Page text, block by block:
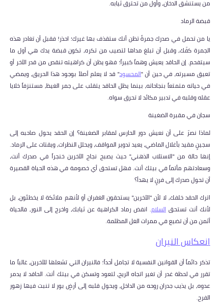
من يستنشق الدخان، وأول من تحترق ثيابه.
قبضة الرماد
يا من تحمل في صدرك جمرةً تظن أنك ستقذف بها غيرك؛ احذر! فقبل أن تغادر هذه
الجمرة كفّك، وقبل أن تبلغ مداها لتصيب من تكره، تكون قبضة يدك هي أول ما
سيتفحم. إن الحاقد يعيش وهماً كبيراً؛ فهو يظن أن كراهيته تنقص من قدر الآخر أو
تعيق مسيرته، في حين أن "المحسود" قد لا يعلم أصلاً بوجود هذا الحريق، ويمضي
في حياته متمتعاً بنجاحاته، بينما يظل الحاقد يتقلب على جمر الغيظ، مستنزفاً خلايا
عقله وقلبه في تدبير مكائد لا تحرق سواه.
سجان في مقبرة الضغينة
لماذا نصرّ على أن نعيش دور الحارس لمقابر الضغينة؟ إن الحقد يحول صاحبه إلى
سجينٍ مقيد بأغلال الماضي، يعيد تدوير المواقف، ويحلل النظرات، ويقتات على الرماد.
إنها حالة من "الاستلاب الذهني" حيث يصبح نجاح الآخرين خنجراً في صدرك أنت،
وسعادتهم مأتماً في بيتك أنت. فهل تستحق أي خصومة في هذه الحياة القصيرة
أن تحول صدرك إلى فرنٍ لا يهدأ؟
اترك الحقد خلفك، لا لأن "الآخرين" يستحقون الغفران أو لأنهم ملائكة لا يخطئون، بل
لأنك أنت تستحق السلام. انفض رماد الكراهية عن ثيابك، واخرج إلى النور، فالحياة
أثمن من أن تضيع في ممرات الغل المظلمة.
انعكاس النيران
تذكر دائماً أن القوانين النفسية لا تجامل أحداً؛ فالنيران التي تشعلها للآخرين، غالباً ما
تقرر في لحظة غدر أن تغير اتجاه الريح، لتعود وتسكن في بيتك أنت. الحاقد لا يدمر
عدوه، بل يذيب جدران روحه من الداخل، ويحول قلبه إلى أرضٍ بور لا تنبت فيها زهور
الفرح.